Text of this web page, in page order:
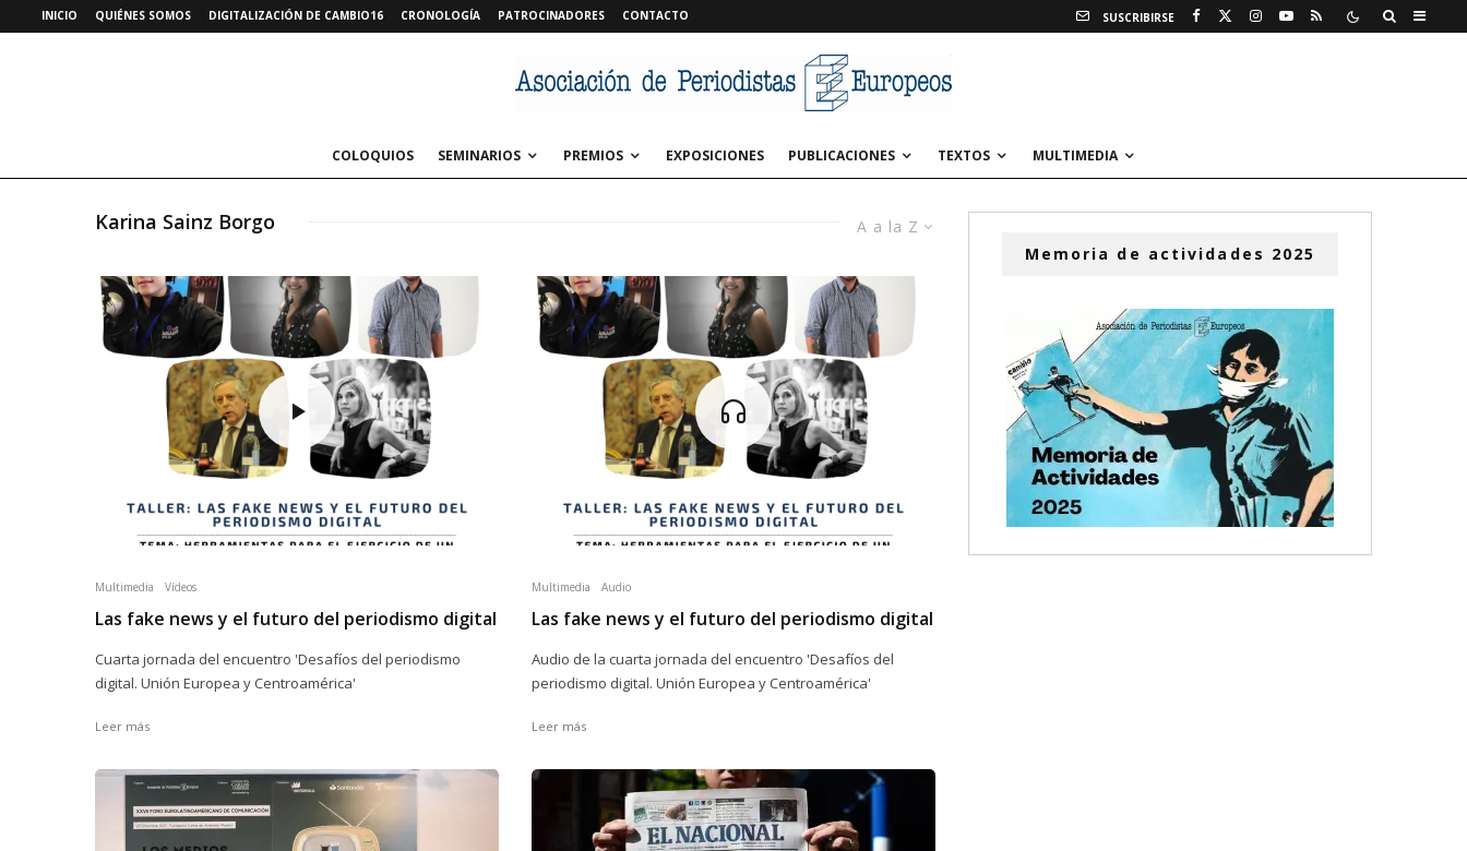
INICIO QUIÉNES SOMOS DIGITALIZACIÓN DE CAMBIO16 CRONOLOGÍA PATROCINADORES CONTACTO SUSCRIBIRSE
COLOQUIOS SEMINARIOS PREMIOS EXPOSICIONES PUBLICACIONES TEXTOS MULTIMEDIA
A a la Z
Karina Sainz Borgo
Multimedia Vídeos
Las fake news y el futuro del periodismo digital
Cuarta jornada del encuentro 'Desafíos del periodismo
digital. Unión Europea y Centroamérica'
Leer más
Multimedia Audio
Las fake news y el futuro del periodismo digital
Audio de la cuarta jornada del encuentro 'Desafíos del
periodismo digital. Unión Europea y Centroamérica'
Leer más
Memoria de actividades 2025